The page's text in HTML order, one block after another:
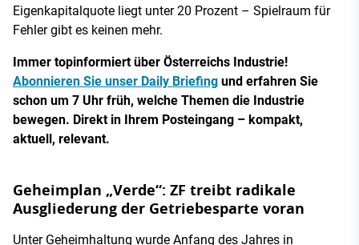
Eigenkapitalquote liegt unter 20 Prozent – Spielraum für
Fehler gibt es keinen mehr.
Immer topinformiert über Österreichs Industrie!
Abonnieren Sie unser Daily Briefing und erfahren Sie
schon um 7 Uhr früh, welche Themen die Industrie
bewegen. Direkt in Ihrem Posteingang – kompakt,
aktuell, relevant.
Geheimplan „Verde“: ZF treibt radikale
Ausgliederung der Getriebesparte voran
Unter Geheimhaltung wurde Anfang des Jahres in